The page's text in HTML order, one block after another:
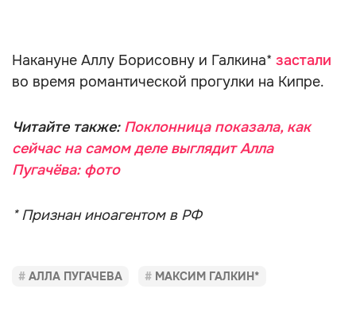
Накануне Аллу Борисовну и Галкина* застали
во время романтической прогулки на Кипре.
Читайте также: Поклонница показала, как
сейчас на самом деле выглядит Алла
Пугачёва: фото
* Признан иноагентом в РФ
АЛЛА ПУГАЧЕВА МАКСИМ ГАЛКИН*